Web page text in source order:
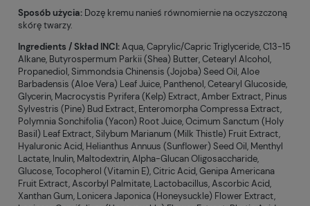
Sposób użycia: Dozę kremu nanieś równomiernie na oczyszczoną
skórę twarzy.
Ingredients / Skład INCI:Aqua, Caprylic/Capric Triglyceride, C13-15
Alkane, Butyrospermum Parkii (Shea) Butter, Cetearyl Alcohol,
Propanediol, Simmondsia Chinensis (Jojoba) Seed Oil, Aloe
Barbadensis (Aloe Vera) Leaf Juice, Panthenol, Cetearyl Glucoside,
Glycerin, Macrocystis Pyrifera (Kelp) Extract, Amber Extract, Pinus
Sylvestris (Pine) Bud Extract, Enteromorpha Compressa Extract,
Polymnia Sonchifolia (Yacon) Root Juice, Ocimum Sanctum (Holy
Basil) Leaf Extract, Silybum Marianum (Milk Thistle) Fruit Extract,
Hyaluronic Acid, Helianthus Annuus (Sunflower) Seed Oil, Menthyl
Lactate, Inulin, Maltodextrin, Alpha-Glucan Oligosaccharide,
Glucose, Tocopherol (Vitamin E), Citric Acid, Genipa Americana
Fruit Extract, Ascorbyl Palmitate, Lactobacillus, Ascorbic Acid,
Xanthan Gum, Lonicera Japonica (Honeysuckle) Flower Extract,